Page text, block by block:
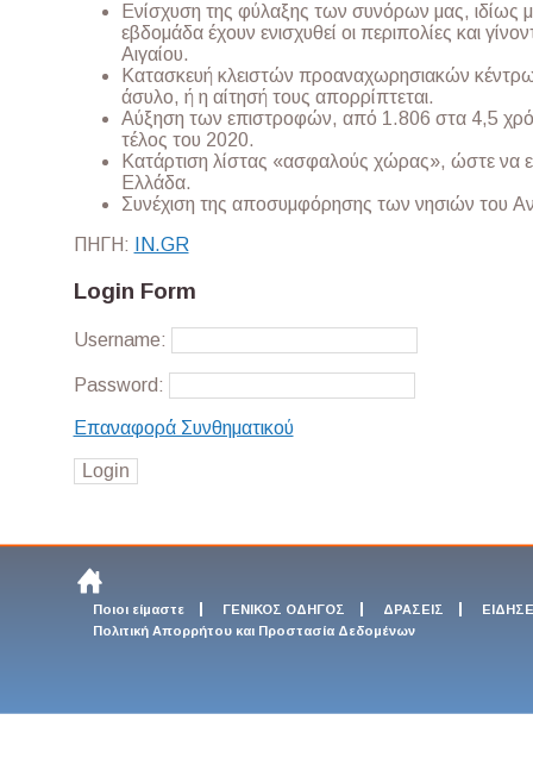
Ενίσχυση της φύλαξης των συνόρων μας, ιδίως
εβδομάδα έχουν ενισχυθεί οι περιπολίες και
Αιγαίου.
Κατασκευή κλειστών προαναχωρησιακών
άσυλο, ή η αίτησή τους απορρίπτεται.
Αύξηση των επιστροφών, από 1.806 στα 4,5
τέλος του 2020.
Κατάρτιση λίστας «ασφαλούς χώρας», ώστε να
Ελλάδα.
Συνέχιση της αποσυμφόρησης των νησιών του
ΠΗΓΗ:
ΙΝ.GR
Login Form
Username:
Password:
Επαναφορά Συνθηματικού
Ποιοι είμαστε ΓΕΝΙΚΟΣ ΟΔΗΓΟΣ ΔΡΑΣΕΙΣ
Πολιτική Απορρήτου και Προστασία Δεδομένων